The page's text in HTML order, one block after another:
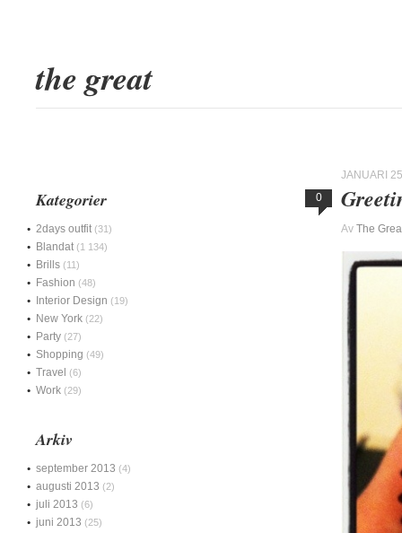
the great
JANUARI
0
Av The
Kategorier
2days outfit (31)
Blandat (1 134)
Brills (11)
Fashion (48)
Interior Design (19)
New York (22)
Party (27)
Shopping (49)
Travel (6)
Work (29)
Arkiv
september 2013 (4)
augusti 2013 (2)
juli 2013 (6)
juni 2013 (25)